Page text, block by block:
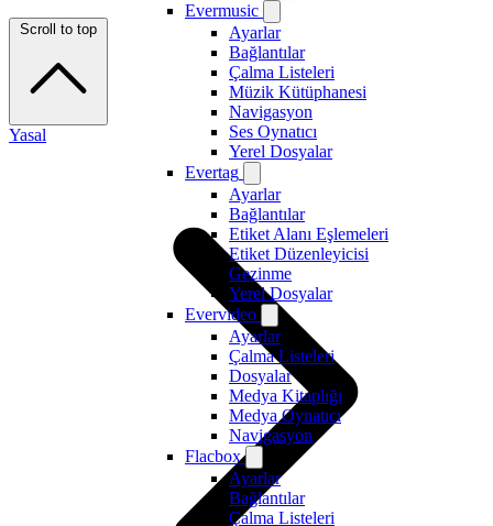
Evermusic
Ayarlar
Bağlantılar
Çalma Listeleri
Müzik Kütüphanesi
Navigasyon
Ses Oynatıcı
Yerel Dosyalar
Evertag
Ayarlar
Bağlantılar
Etiket Alanı Eşlemeleri
Etiket Düzenleyicisi
Gezinme
Yerel Dosyalar
Evervideo
Ayarlar
Çalma Listeleri
Dosyalar
Medya Kitaplığı
Medya Oynatıcı
Navigasyon
Flacbox
Ayarlar
Bağlantılar
Çalma Listeleri
Scroll to top
Yasal